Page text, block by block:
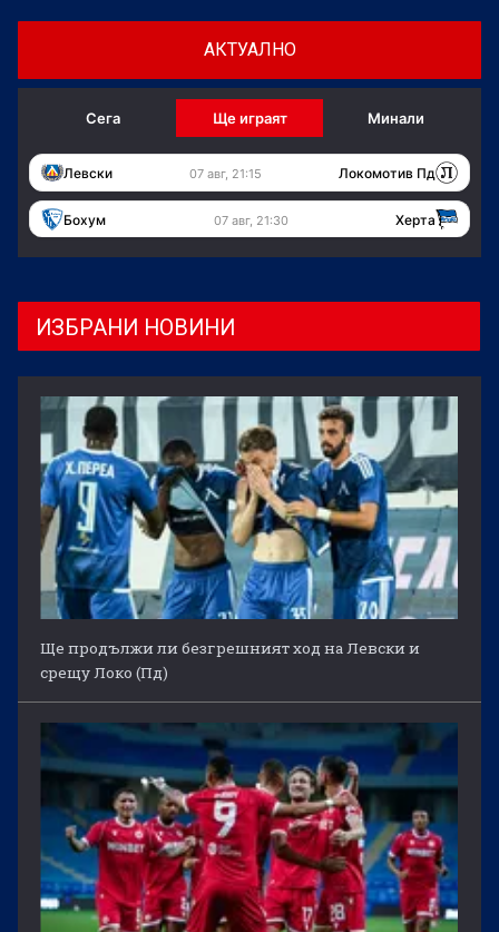
АКТУАЛНО
Сега Ще играят Минали
Левски 07 авг, 21:15 Локомотив Пд
Бохум 07 авг, 21:30 Херта
ИЗБРАНИ НОВИНИ
Ще продължи ли безгрешният ход на Левски и
срещу Локо (Пд)